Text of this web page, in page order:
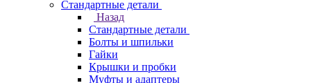
Стандартные детали
Назад
Стандартные детали
Болты и шпильки
Гайки
Крышки и пробки
Муфты и адаптеры